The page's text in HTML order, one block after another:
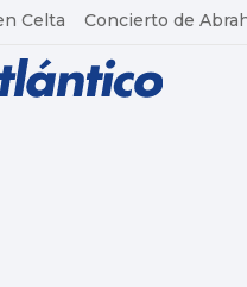
Celta Concierto de